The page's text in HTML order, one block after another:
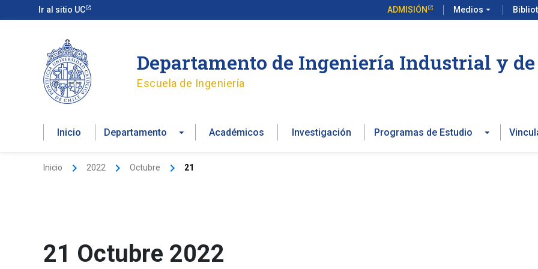
Ir al sitio UC ADMISIÓN Medios arrow_drop_down
al
Departamento de Ingeniería Industrial y
Escuela de Ingeniería
Inicio Departamento Académicos Investigación Programas de Estudio
Inicio 2022 Octubre 21
21 Octubre 2022